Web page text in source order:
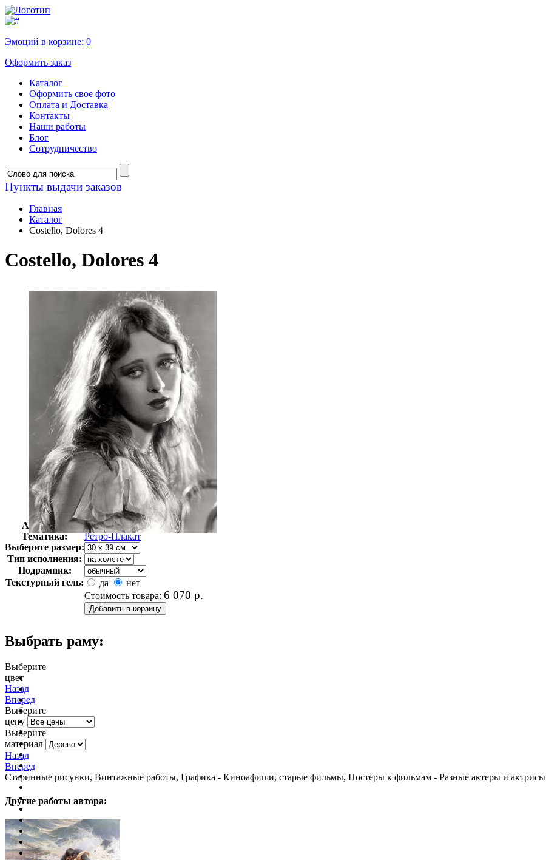
Эмоций в корзине: 0
Оформить заказ
Каталог
Оформить свое фото
Оплата и Доставка
Контакты
Наши работы
Блог
Сотрудничество
Пункты выдачи заказов
Главная
Каталог
Costello, Dolores 4
Costello, Dolores 4
Автор:
Неизвестно
Арт-стиль
Ретро-Плакат
Тематика:
Ретро-Плакат
Выберите размер:
Тип исполнения:
Подрамник:
Текстурный гель:
да
нет
Стоимость товара: 6 070 р.
Выбрать раму:
Выберите
цвет
Назад
Вперед
Выберите
цену
Выберите
материал
Назад
Вперед
Старинные рисунки, Винтажные работы, Графика - Киноафиши, старые фильмы, Постеры к фильмам - Разные актеры и актрисы
Другие работы автора: